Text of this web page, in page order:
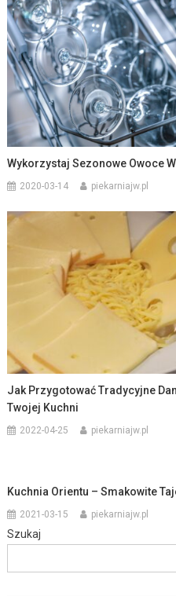
Wykorzystaj Sezonowe Owoce
2020-03-14 piekarniajw.pl
Jak Przygotować Tradycyjne
Twojej Kuchni
2022-04-25 piekarniajw.pl
Kuchnia Orientu – Smakowite
2021-03-15 piekarniajw.pl
Szukaj